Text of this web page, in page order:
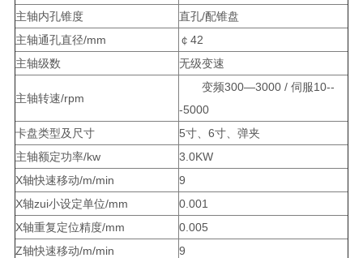
主轴内孔锥度
直孔/配锥盘
主轴通孔直径/mm
￠42
主轴级数
无级变速
主轴转速/rpm
变频300—3000 / 伺服10--
-5000
卡盘类型及尺寸
5寸、6寸、弹夹
主轴额定功率/kw
3.0KW
X轴快速移动/m/min
9
X轴zui小设定单位/mm
0.001
X轴重复定位精度/mm
0.005
Z轴快速移动/m/min
9